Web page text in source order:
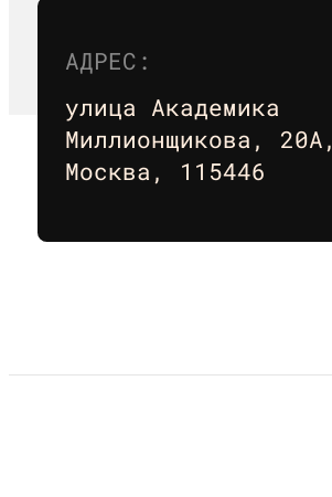
АДРЕС :
улица Академика
Миллионщикова, 20А,
Москва, 115446